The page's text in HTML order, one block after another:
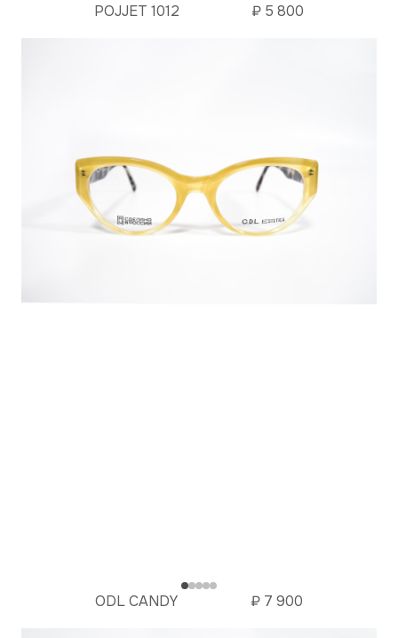
POJJET 1012 ₽ 5 800
ODL CANDY ₽ 7 900